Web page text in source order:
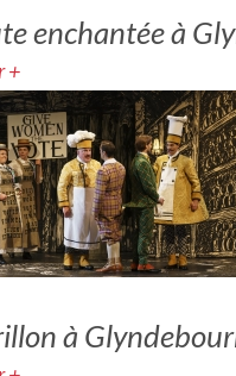
enchantée à
+
à